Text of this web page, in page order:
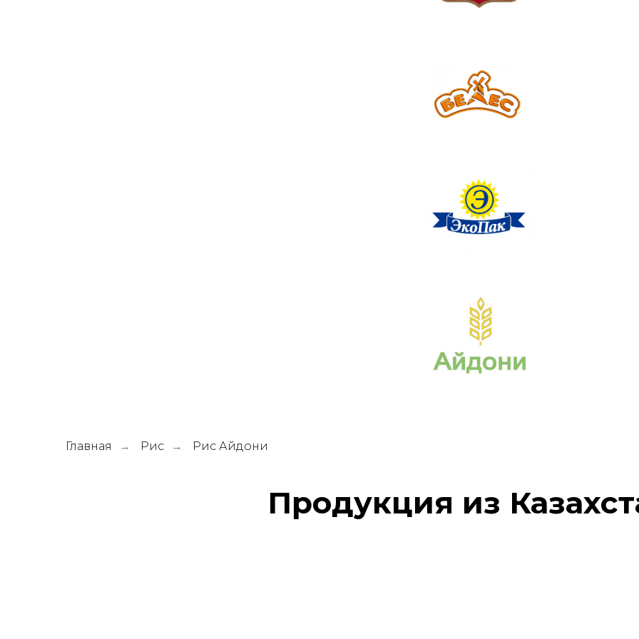
Главная → Рис → Рис Айдони
Продукция из